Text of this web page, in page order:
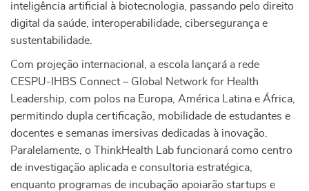
inteligência artificial à biotecnologia, passando pelo direito
digital da saúde, interoperabilidade, cibersegurança e
sustentabilidade.
Com projeção internacional, a escola lançará a rede
CESPU-IHBS Connect – Global Network for Health
Leadership, com polos na Europa, América Latina e África,
permitindo dupla certificação, mobilidade de estudantes e
docentes e semanas imersivas dedicadas à inovação.
Paralelamente, o ThinkHealth Lab funcionará como centro
de investigação aplicada e consultoria estratégica,
enquanto programas de incubação apoiarão startups e